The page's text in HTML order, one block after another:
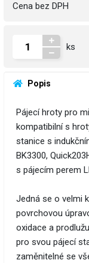
Cena bez DPH
ks
Popis
Pájecí hroty pro
kompatibilní s
stanice s
BK3300,
s pájecím perem
Jedná se o velmi
povrchovou
oxidace a
pro svou pájecí
zaměnitelné se